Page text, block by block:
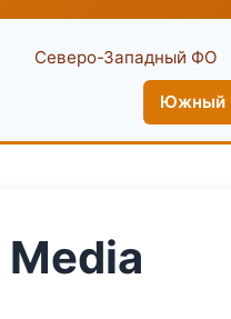
Северо-Западный ФО
Южный